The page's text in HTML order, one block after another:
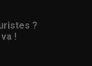
?
!